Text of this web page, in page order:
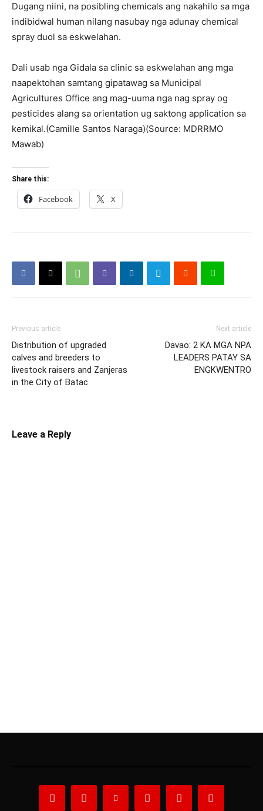
Dugang niini, na posibling chemicals ang nakahilo sa mga
indibidwal human nilang nasubay nga adunay chemical
spray duol sa eskwelahan.
Dali usab nga Gidala sa clinic sa eskwelahan ang mga
naapektohan samtang gipatawag sa Municipal
Agricultures Office ang mag-uuma nga nag spray og
pesticides alang sa orientation ug saktong application sa
kemikal.(Camille Santos Naraga)(Source: MDRRMO
Mawab)
Share this:
Facebook X
Previous article
Distribution of upgraded
calves and breeders to
livestock raisers and Zanjeras
in the City of Batac
Next article
Davao: 2 KA MGA NPA
LEADERS PATAY SA
ENGKWENTRO
Leave a Reply